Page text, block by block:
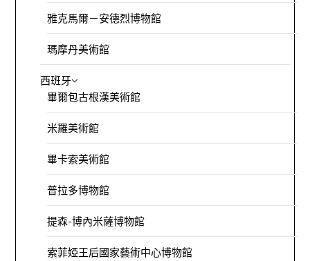
雅克馬爾－安德烈博物館
瑪摩丹美術館
西班牙
畢爾包古根漢美術館
米羅美術館
畢卡索美術館
普拉多博物館
提森-博內米薩博物館
索菲婭王后國家藝術中心博物館